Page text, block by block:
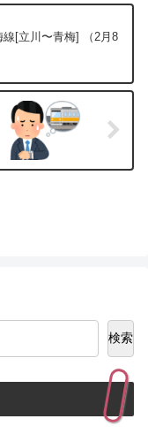
線[立川〜青梅] （2月8
検索